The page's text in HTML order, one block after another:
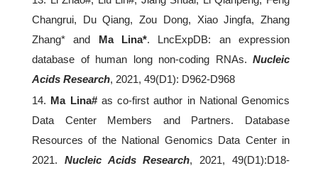
Changrui, Du Qiang, Zou Dong, Xiao Jingfa, Zhang
Zhang* and Ma Lina*. LncExpDB: an expression
database of human long non-coding RNAs. Nucleic
Acids Research, 2021, 49(D1): D962-D968
14. Ma Lina#as co-first author in National Genomics
Data Center Members and Partners. Database
Resources of the National Genomics Data Center in
2021. Nucleic Acids Research, 2021, 49(D1):D18-